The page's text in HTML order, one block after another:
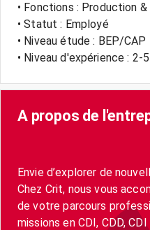
• Fonctions : Production
• Statut : Employé
• Niveau étude : BEP/CAP
• Niveau d'expérience : 2-
A propos de
Envie d’explorer de
Chez Crit, nous vous
de votre parcours
missions en CDI, CDD,